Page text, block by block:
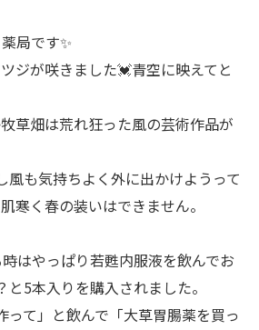
局です✨
ジが咲きました💓青空に映えてと
草畑は荒れ狂った風の芸術作品が
風も気持ちよく外に出かけようって
寒く春の装いはできません。
はやっぱり若甦内服液を飲んでお
と5本入りを購入されました。
って」と飲んで「大草胃腸薬を買っ